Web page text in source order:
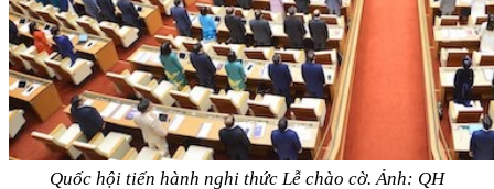
Quốc hội tiến hành nghi thức Lễ chào cờ. Ảnh: QH